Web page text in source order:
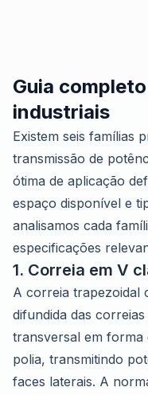
Guia
industriais
Existem seis famílias
transmissão de
ótima de aplicação
espaço disponível e
analisamos cada
especificações
1. Correia em V
A correia trapezoidal
difundida das
transversal em forma
polia, transmitindo
faces laterais. A